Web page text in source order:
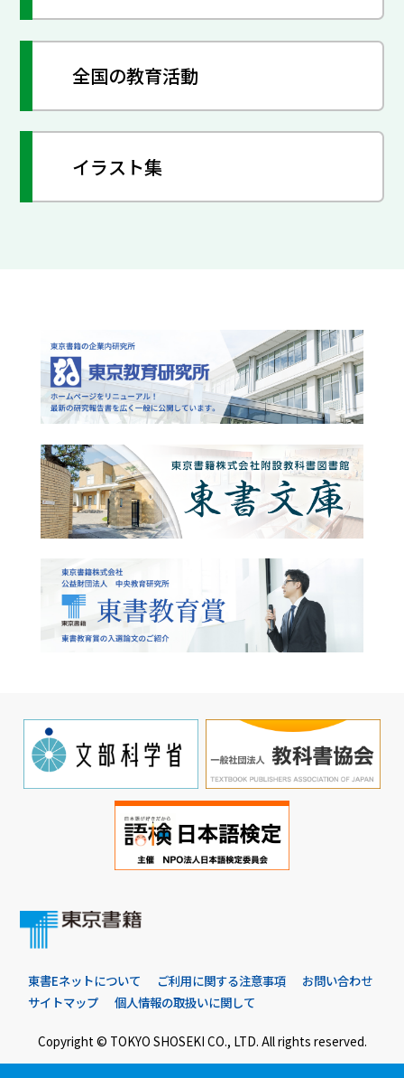
全国の教育活動
イラスト集
東書Eネットについて ご利用に関する注意事項
お問い合わせ
サイトマップ
個人情報の取扱いに関して
Copyright © TOKYO SHOSEKI CO., LTD. All rights reserved.